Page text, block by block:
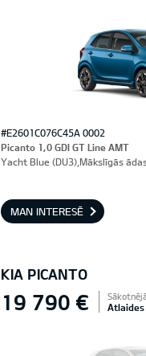
#E2601C076C45A 0002
Picanto 1,0 GDI GT Line AMT
Yacht Blue (DU3),Mākslīgās
MAN INTERESĒ
KIA PICANTO
19 790 € Atlaides